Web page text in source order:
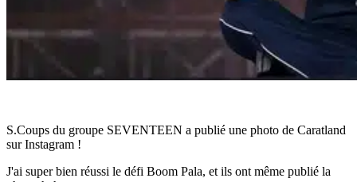
S.Coups du groupe SEVENTEEN a publié une photo de Caratland
sur Instagram !
J'ai super bien réussi le défi Boom Pala, et ils ont même publié la